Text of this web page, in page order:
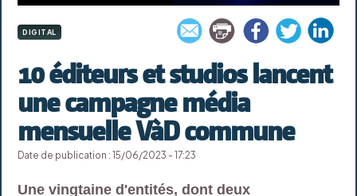
DIGITAL
10 éditeurs et studios lancent
une campagne média
mensuelle VàD commune
Date de publication : 15/06/2023 - 17:23
Une vingtaine d'entités, dont deux